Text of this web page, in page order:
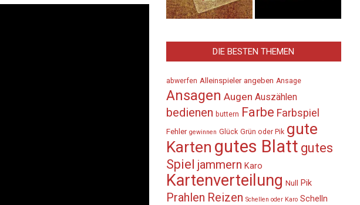
DIE BESTEN THEMEN
abwerfen Alleinspieler angeben Ansage
Ansagen Augen Auszählen
bedienen buttern Farbe Farbspiel
Fehler gewinnen Glück Grün oder Pik gute
Karten gutes Blatt gutes
Spiel jammern Karo
Kartenverteilung Null Pik
Prahlen Reizen Schellen oder Karo Schelln